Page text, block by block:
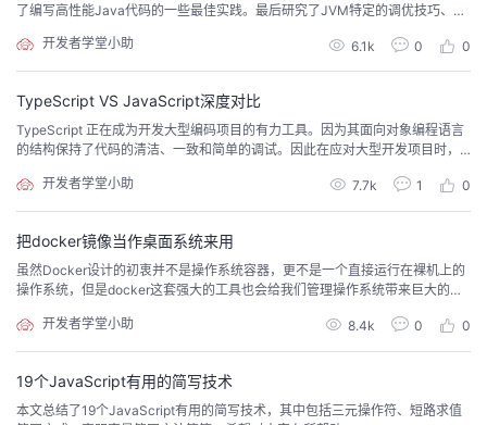
了编写高性能Java代码的一些最佳实践。最后研究了JVM特定的调优技巧、数
开发者学堂小助
6.1k 0 0
TypeScript VS JavaScript深度对比
TypeScript 正在成为开发大型编码项目的有力工具。因为其面向对象编程语言
的结构保持了代码的清洁、一致和简单的调试。因此在应对大型开发项目时，
用 TypeScript，只需使用灵活的 JavaScript 即可。
开发者学堂小助 7.7k 1 0
把docker镜像当作桌面系统来用
虽然Docker设计的初衷并不是操作系统容器，更不是一个直接运行在裸机上的
操作系统，但是docker这套强大的工具也会给我们管理操作系统带来巨大的便
开发者学堂小助
8.4k 0 0
19个JavaScript有用的简写技术
本文总结了19个JavaScript有用的简写技术，其中包括三元操作符、短路求值